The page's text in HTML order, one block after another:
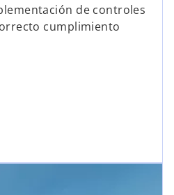
a
n
de controles
cumplimiento